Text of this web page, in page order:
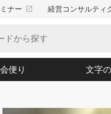
ナー launch 経営コンサルティ
便り 文字